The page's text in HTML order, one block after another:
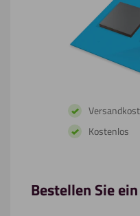
Kostenlos
Bestellen Sie